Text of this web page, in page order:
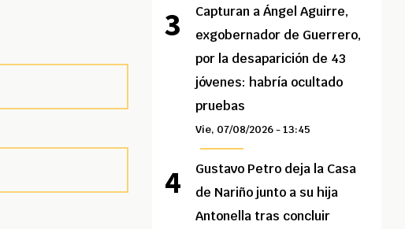
Capturan a Ángel Aguirre,
exgobernador de Guerrero,
por la desaparición de 43
jóvenes: habría ocultado
pruebas
Vie, 07/08/2026 - 13:45
Gustavo Petro deja la Casa
de Nariño junto a su hija
Antonella tras concluir